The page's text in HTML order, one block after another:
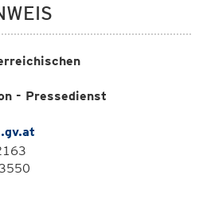
- Pressedienst